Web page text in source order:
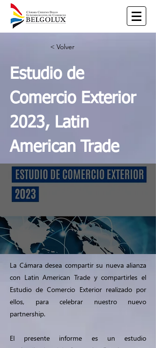
< Volver
Estudio de
Comercio Exterior
2023, Latin
American Trade
La Cámara desea compartir su nueva alianza
con Latin American Trade y compartirles el
Estudio de Comercio Exterior realizado por
ellos, para celebrar nuestro nuevo
partnership.
El presente informe es un estudio